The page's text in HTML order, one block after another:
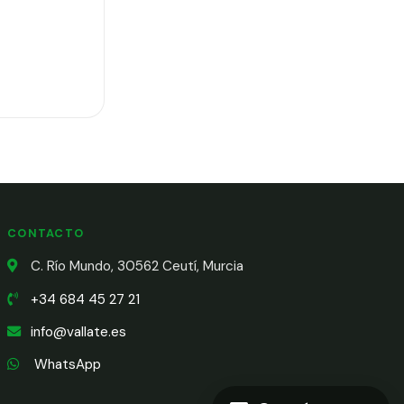
CONTACTO
C. Río Mundo, 30562 Ceutí, Murcia
+34 684 45 27 21
info@vallate.es
WhatsApp